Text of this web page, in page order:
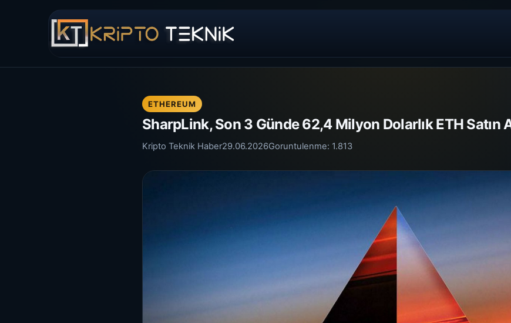
ETHEREUM
SharpLink, Son 3 Günde 62,4 Milyon Dolarlık ETH Satın
Kripto Teknik Haber29.06.2026Goruntulenme: 1.813